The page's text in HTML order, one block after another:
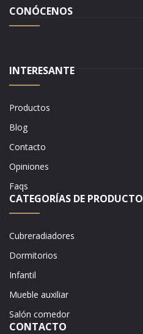
CONÓCENOS
INTERESANTE
Productos
Blog
Contacto
Opiniones
Faqs
CATEGORÍAS DE PRODUCTO
Cubreradiadores
Dormitorios
Infantil
Mueble auxiliar
Salón comedor
CONTACTO